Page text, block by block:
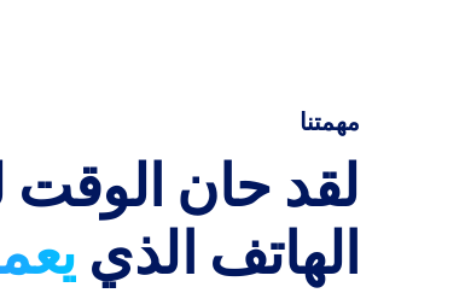
مهمتنا
لقد حان الوقت
الهاتف الذي